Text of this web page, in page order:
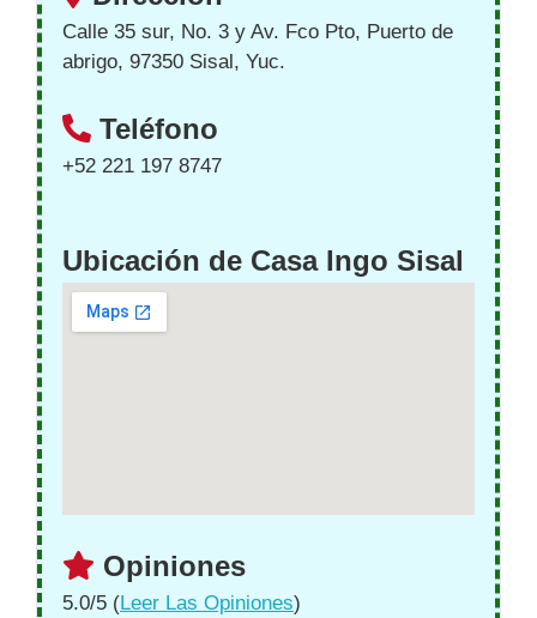
Calle 35 sur, No. 3 y Av. Fco Pto, Puerto de
abrigo, 97350 Sisal, Yuc.
Teléfono
+52 221 197 8747
Ubicación de Casa Ingo Sisal
Opiniones
5.0/5 (Leer Las Opiniones)